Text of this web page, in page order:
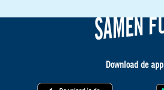
Download de app